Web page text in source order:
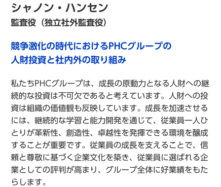
シャノン・ハンセン
監査役（独立社外監査役）
競争激化の時代におけるPHCグループの
人財投資と社内外の取り組み
私たちPHCグループは、成長の原動力となる人財への継
続的な投資は不可欠であると考えています。人財への投
資は組織の価値観も反映しています。成長を加速させる
には、継続的な学習と能力開発を通じて、従業員一人ひ
とりが革新性、創造性、卓越性を発揮できる環境を醸成
することが重要です。従業員の成長を支えることで、信
頼と尊敬に基づく企業文化を築き、従業員に選ばれる企
業としての評判が高まり、グループ全体に好業績をもた
らします。